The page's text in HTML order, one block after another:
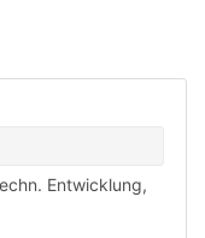
Entwicklung,